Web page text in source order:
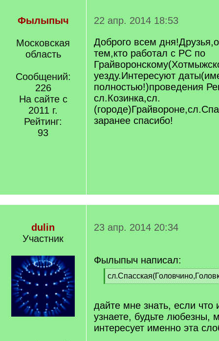
Фылыпыч
Московская
область
Сообщений:
226
На сайте с
2011 г.
Рейтинг:
93
22 апр. 2014 18:53
Доброго всем
тем,кто работал с РС по
уезду.Интересуют
полностью!)проведения
сл.Козинка,сл.
заранее спасибо!
dulin
Участник
23 апр. 2014 20:34
Фылыпыч написал:
[
q
[
q
]
дайте мне знать, если что
узнаете, будьте любезны,
интересует именно эта